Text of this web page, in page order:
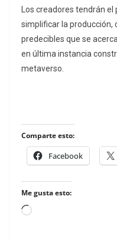
Los creadores tendrán
simplificar la producción,
predecibles que se
en última instancia
metaverso.
Comparte esto:
Facebook
Me gusta esto:
Loading…